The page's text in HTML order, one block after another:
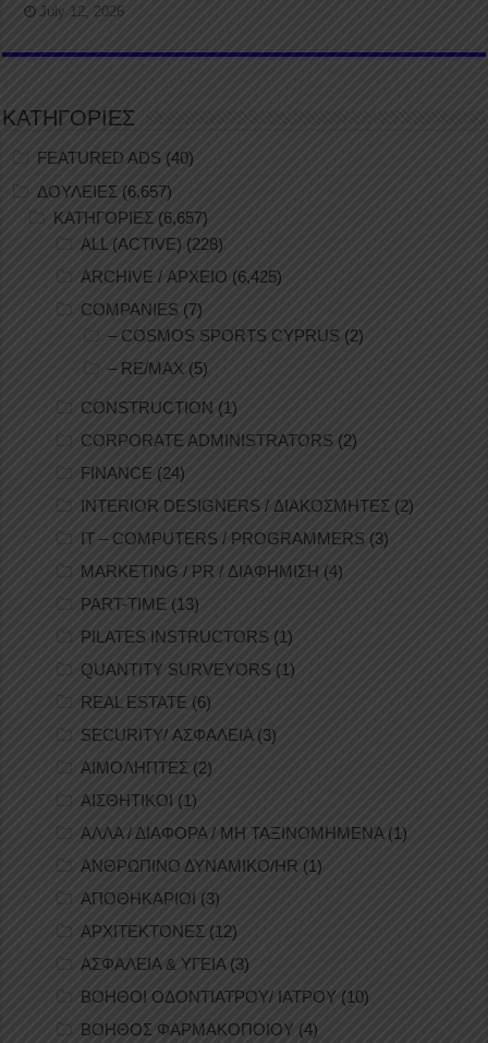
July 12, 2026
ΚΑΤΗΓΟΡΙΕΣ
FEATURED ADS (40)
ΔΟΥΛΕΙΕΣ (6,657)
ΚΑΤΗΓΟΡΙΕΣ (6,657)
ALL (ACTIVE) (228)
ARCHIVE / ΑΡΧΕΙΟ (6,425)
COMPANIES (7)
– COSMOS SPORTS CYPRUS (2)
– RE/MAX (5)
CONSTRUCTION (1)
CORPORATE ADMINISTRATORS (2)
FINANCE (24)
INTERIOR DESIGNERS / ΔΙΑΚΟΣΜΗΤΕΣ (2)
IT – COMPUTERS / PROGRAMMERS (3)
MARKETING / PR / ΔΙΑΦΗΜΙΣΗ (4)
PART-TIME (13)
PILATES INSTRUCTORS (1)
QUANTITY SURVEYORS (1)
REAL ESTATE (6)
SECURITY/ ΑΣΦΑΛΕΙΑ (3)
ΑΙΜΟΛΗΠΤΕΣ (2)
ΑΙΣΘΗΤΙΚΟΙ (1)
ΑΛΛΑ / ΔΙΑΦΟΡΑ / ΜΗ ΤΑΞΙΝΟΜΗΜΕΝΑ (1)
ΑΝΘΡΩΠΙΝΟ ΔΥΝΑΜΙΚΟ/HR (1)
ΑΠΟΘΗΚΑΡΙΟΙ (3)
ΑΡΧΙΤΕΚΤΟΝΕΣ (12)
ΑΣΦΑΛΕΙΑ & ΥΓΕΙΑ(3)
ΒΟΗΘΟΙ ΟΔΟΝΤΙΑΤΡΟΥ/ ΙΑΤΡΟΥ (10)
ΒΟΗΘΟΣ ΦΑΡΜΑΚΟΠΟΙΟΥ (4)